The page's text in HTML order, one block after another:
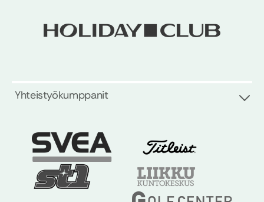
Yhteistyökumppanit